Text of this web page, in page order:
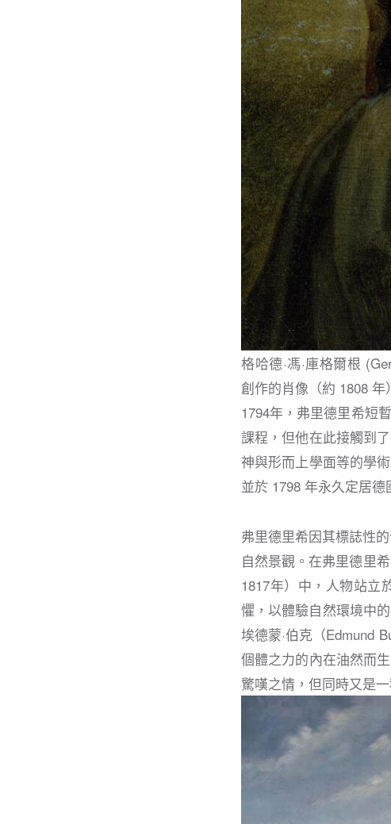
格哈德·馮·庫格爾根
創作的肖像（約 1808
1794年，弗里德里希短
課程，但他在此接觸到
神與形而上學面等的學
並於 1798 年永久定居德
弗里德里希因其標誌性
自然景觀。在弗里德里
1817年）中，人物站立
懼，以體驗自然環境中
埃德蒙·伯克（Edmund
個體之力的內在油然而
驚嘆之情，但同時又是